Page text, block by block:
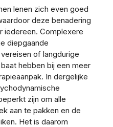
lenen zich even goed
deze benadering
iedereen. Complexere
diepgaande
of langdurige
hebben bij een meer
In dergelijke
zijn om alle
aan te pakken en de
Het is daarom